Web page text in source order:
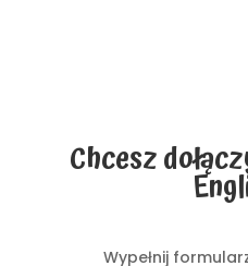
Chcesz
Wypełnij